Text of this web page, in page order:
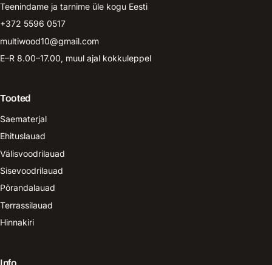
Teenindame ja tarnime üle kogu Eesti
+372 5596 0517
multiwood10@gmail.com
E–R 8.00–17.00, muul ajal kokkuleppel
Tooted
Saematerjal
Ehituslauad
Välisvoodrilauad
Sisevoodrilauad
Põrandalauad
Terrassilauad
Hinnakiri
Info